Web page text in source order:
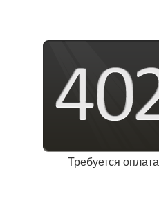
Требуется оплата